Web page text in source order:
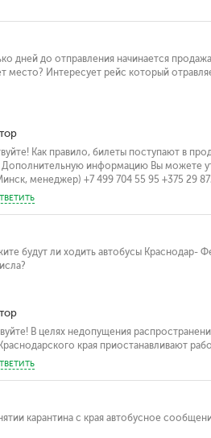
дней до отправления начинается
место? Интересует рейс который
Как правило, билеты поступают в
Дополнительную информацию Вы можете
менеджер) +7 499 704 55 95 +375 29
будут ли ходить автобусы Краснодар-
В целях недопущения
края приостанавливают
карантина с края автобусное